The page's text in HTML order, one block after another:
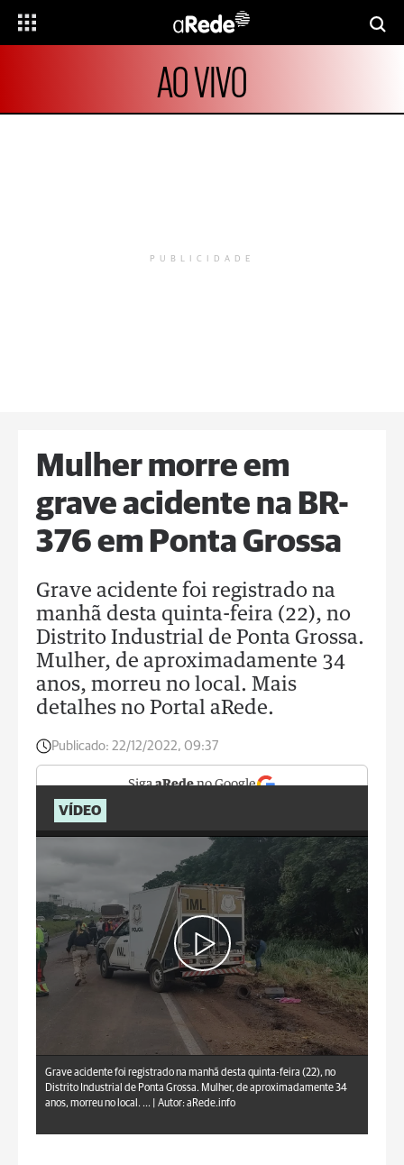
AO VIVO
PUBLICIDADE
Mulher morre em
grave acidente na BR-
376 em Ponta Grossa
Grave acidente foi registrado na
manhã desta quinta-feira (22), no
Distrito Industrial de Ponta Grossa.
Mulher, de aproximadamente 34
anos, morreu no local. Mais
detalhes no Portal aRede.
Publicado: 22/12/2022, 09:37
SigaaRedeno Google
VÍDEO
Grave acidente foi registrado na manhã desta quinta-feira (22), no
Distrito Industrial de Ponta Grossa. Mulher, de aproximadamente 34
anos, morreu no local. ... |
Autor: aRede.info